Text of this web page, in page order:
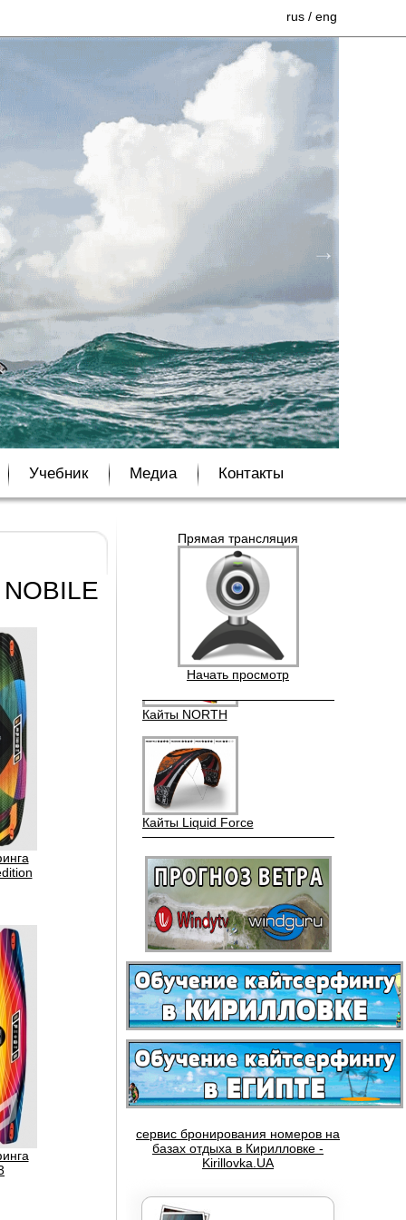
rus / eng
Учебник Медиа Контакты
Прямая трансляция
Начать просмотр
Коллекция гидрокостюмов Neil
Аквапаки (водонепроницаемые
чехлы)
Бордшорты Quik Silver
Кайты F-ONE BANDIT
Кайты NORTH
Кайты Liquid Force
Вейкборды LIQUID FORCE
Доски NOBILE
сервис бронирования номеров на
базах отдыха в Кирилловке -
Kirillovka.UA